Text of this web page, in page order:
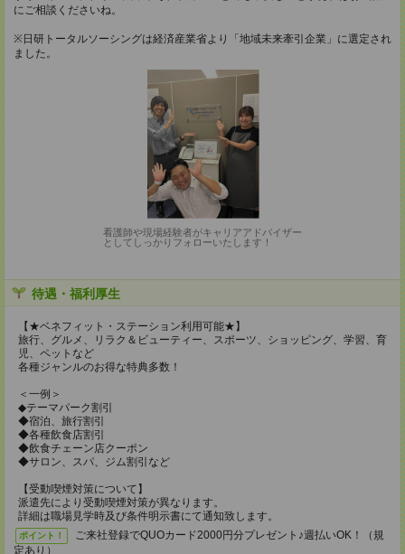
にご相談くださいね。
※日研トータルソーシングは経済産業省より「地域未来牽引企業」に選定され
ました。
看護師や現場経験者がキャリアアドバイザー
としてしっかりフォローいたします！
待遇・福利厚生
【★ベネフィット・ステーション利用可能★】
旅行、グルメ、リラク＆ビューティー、スポーツ、ショッピング、学習、育
児、ペットなど
各種ジャンルのお得な特典多数！
＜一例＞
◆テーマパーク割引
◆宿泊、旅行割引
◆各種飲食店割引
◆飲食チェーン店クーポン
◆サロン、スパ、ジム割引など
【受動喫煙対策について】
派遣先により受動喫煙対策が異なります。
詳細は職場見学時及び条件明示書にて通知致します。
ポイント！
ご来社登録でQUOカード2000円分プレゼント♪週払いOK！（規
定あり）